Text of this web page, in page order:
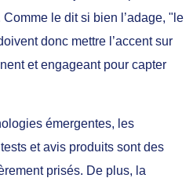
le dit si bien l’adage,
le
donc mettre l’accent sur
et engageant pour capter
émergentes, les
et avis produits sont des
prisés. De plus, la